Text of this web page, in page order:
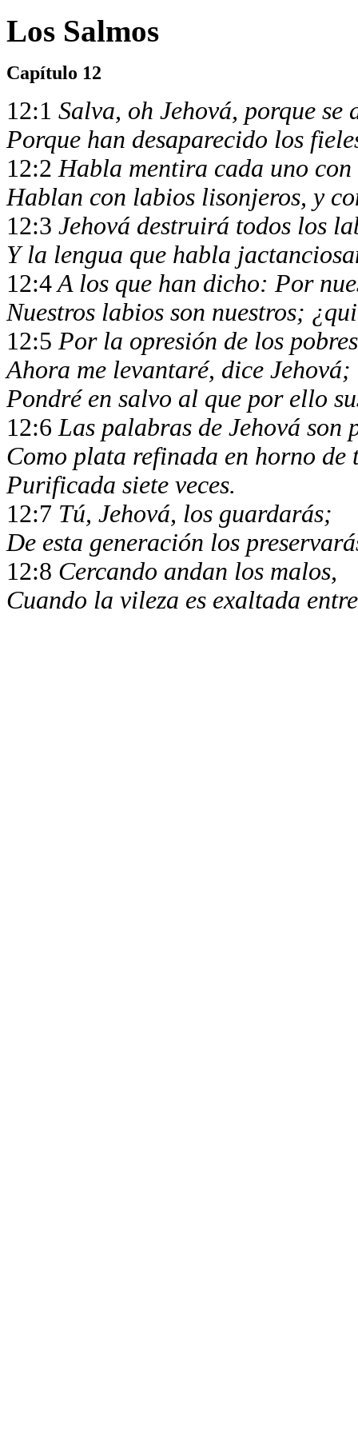
Los Salmos
Capítulo 12
12:1 Salva, oh Jehová, porque se
Porque han desaparecido los
12:2 Habla mentira cada uno
Hablan con labios lisonjeros, y
12:3 Jehová destruirá todos los
Y la lengua que habla
12:4A los que han dicho: Por
Nuestros labios son nuestros;
12:5 Por la opresión de los
Ahora me levantaré, dice Jehová;
Pondré en salvo al que por ello
12:6 Las palabras de Jehová son
Como plata refinada en horno de
Purificada siete veces.
12:7 Tú, Jehová, los guardarás;
De esta generación los
12:8 Cercando andan los malos,
Cuando la vileza es exaltada